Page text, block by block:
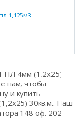
1,125м3
ПЛ 4мм (1,2х25)
нам, чтобы
и купить
30кв.м.. Наш
148 оф. 202